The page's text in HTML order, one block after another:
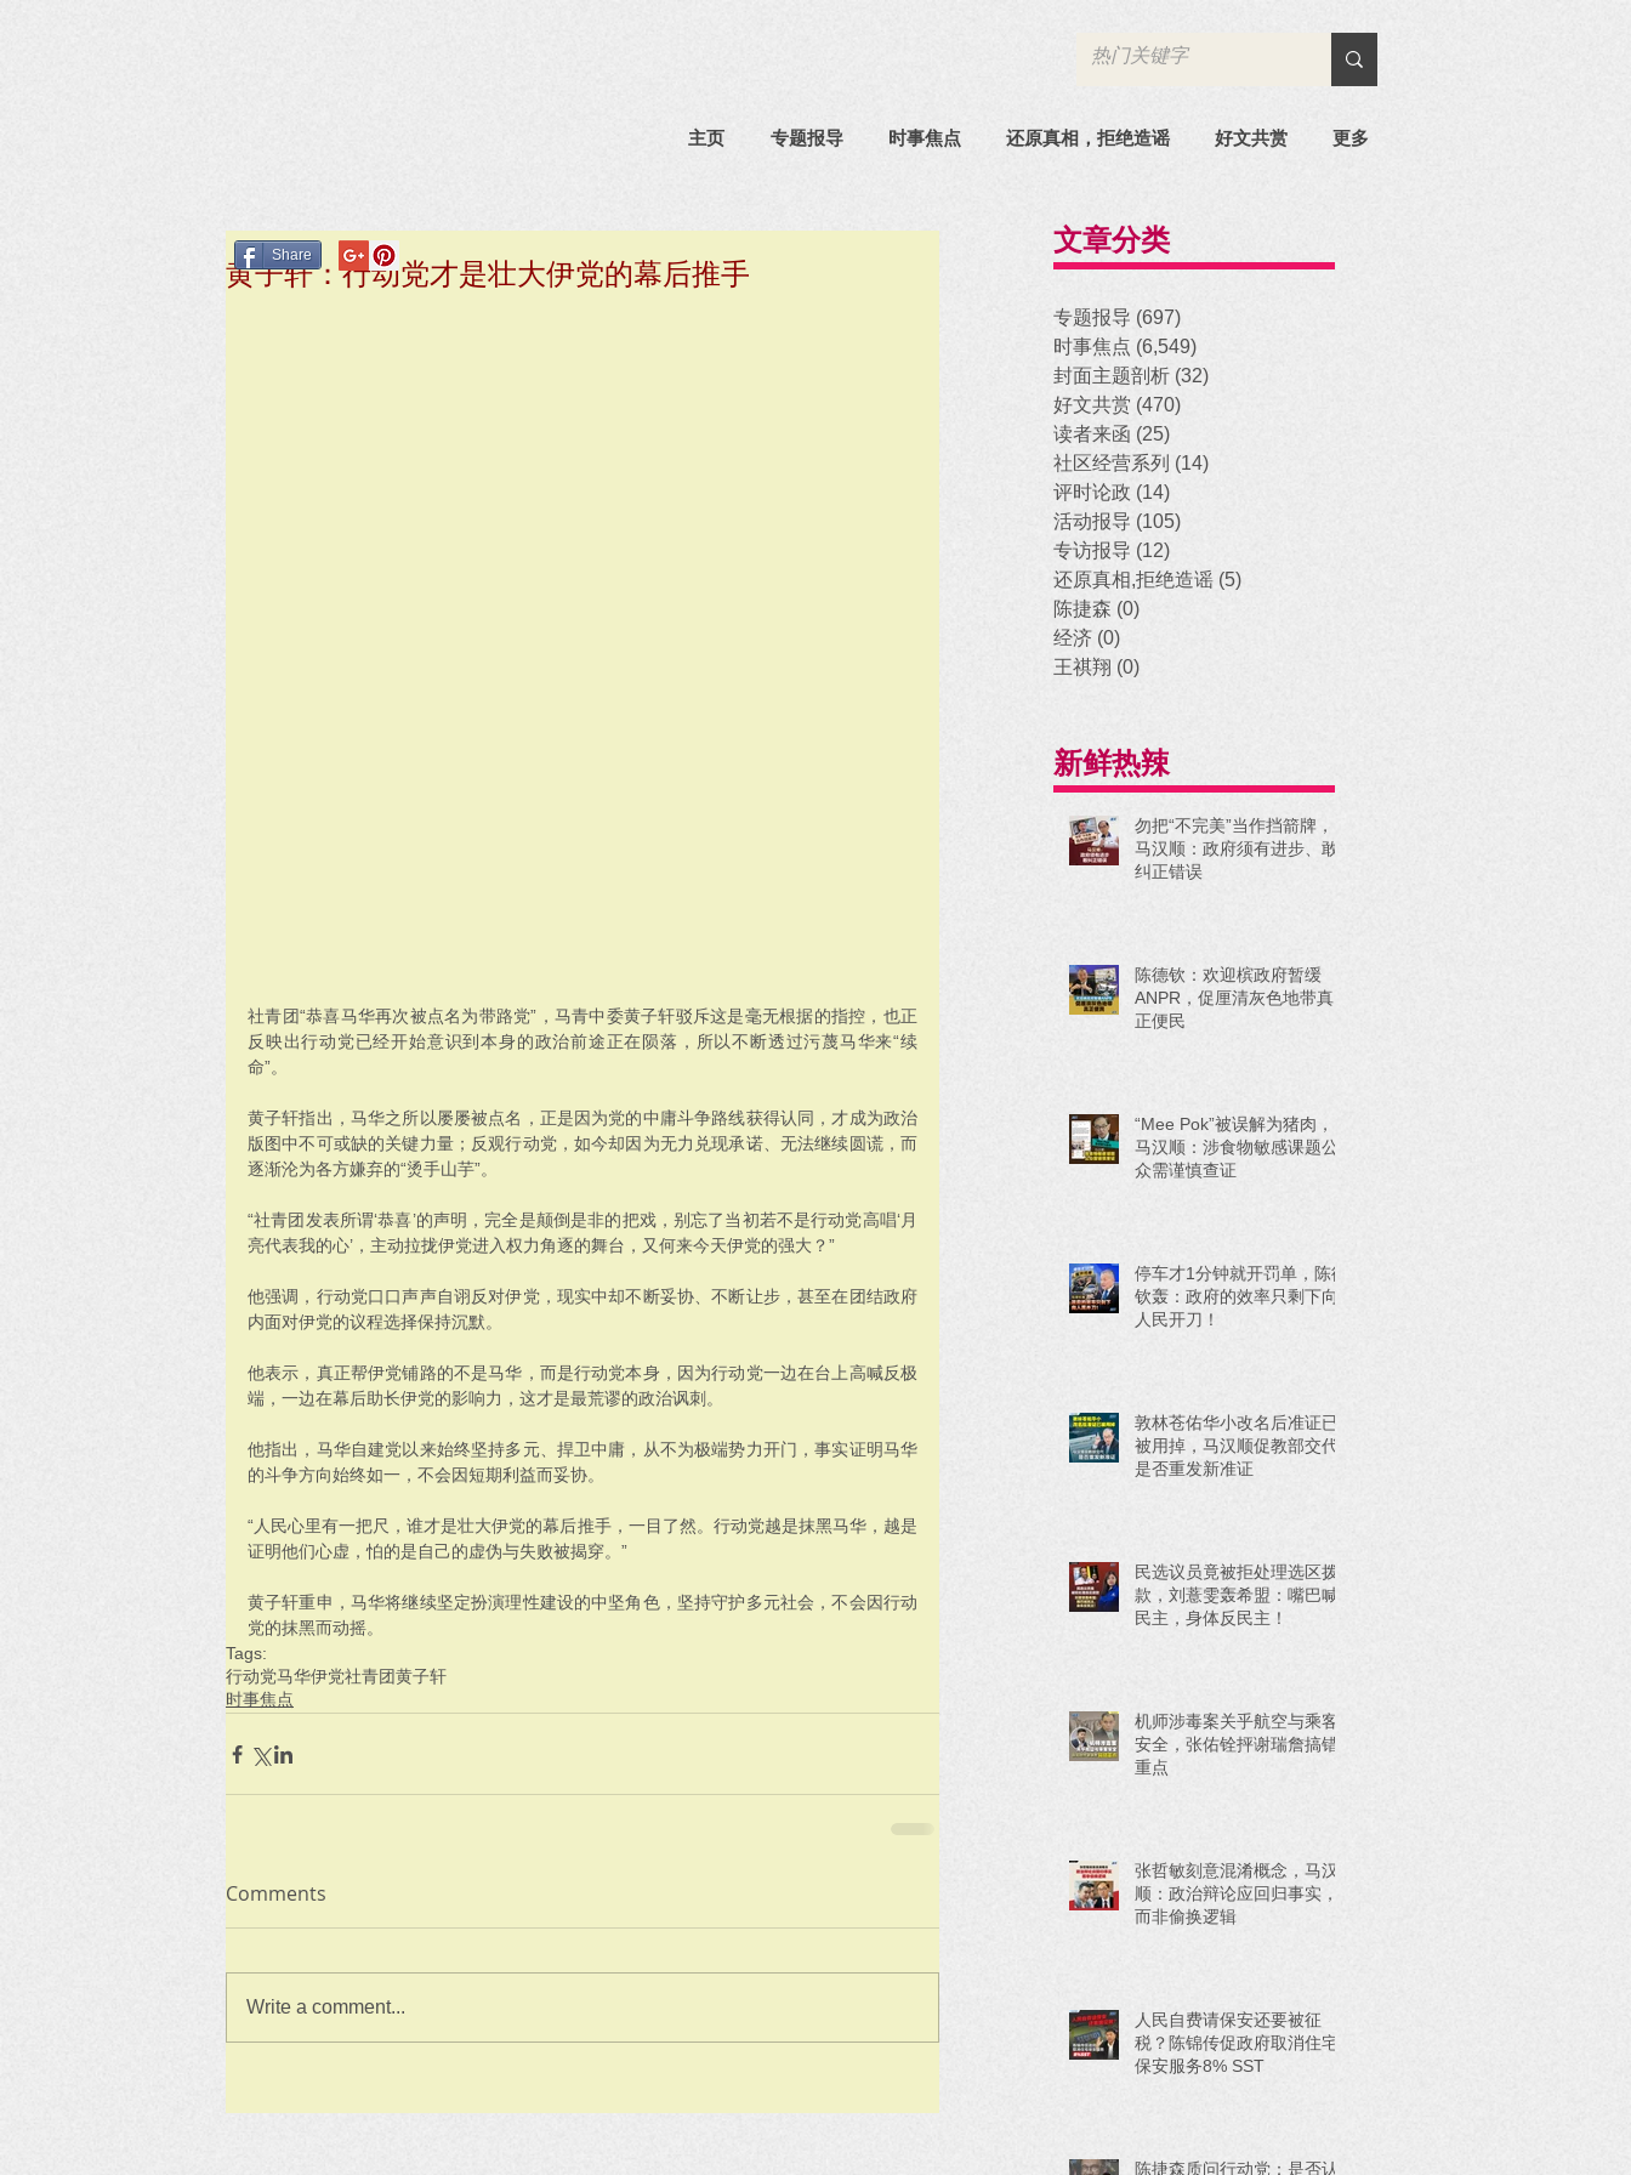
主页 专题报导 时事焦点 还原真相，拒绝造谣 好文共赏 更多
黄子轩：行动党才是壮大伊党的幕后推手
社青团“恭喜马华再次被点名为带路党”，马青中委黄子轩驳斥这是毫无根据的指控，也正
反映出行动党已经开始意识到本身的政治前途正在陨落，所以不断透过污蔑马华来“续
命”。
黄子轩指出，马华之所以屡屡被点名，正是因为党的中庸斗争路线获得认同，才成为政治
版图中不可或缺的关键力量；反观行动党，如今却因为无力兑现承诺、无法继续圆谎，而
逐渐沦为各方嫌弃的“烫手山芋”。
“社青团发表所谓‘恭喜’的声明，完全是颠倒是非的把戏，别忘了当初若不是行动党高唱‘月
亮代表我的心’，主动拉拢伊党进入权力角逐的舞台，又何来今天伊党的强大？”
他强调，行动党口口声声自诩反对伊党，现实中却不断妥协、不断让步，甚至在团结政府
内面对伊党的议程选择保持沉默。
他表示，真正帮伊党铺路的不是马华，而是行动党本身，因为行动党一边在台上高喊反极
端，一边在幕后助长伊党的影响力，这才是最荒谬的政治讽刺。
他指出，马华自建党以来始终坚持多元、捍卫中庸，从不为极端势力开门，事实证明马华
的斗争方向始终如一，不会因短期利益而妥协。
“人民心里有一把尺，谁才是壮大伊党的幕后推手，一目了然。行动党越是抹黑马华，越是
证明他们心虚，怕的是自己的虚伪与失败被揭穿。”
黄子轩重申，马华将继续坚定扮演理性建设的中坚角色，坚持守护多元社会，不会因行动
党的抹黑而动摇。
Tags:
行动党马华伊党社青团黄子轩
时事焦点
Comments
Write a comment...
Share 文章分类
专题报导 (697)
时事焦点 (6,549)
封面主题剖析 (32)
好文共赏 (470)
读者来函 (25)
社区经营系列 (14)
评时论政 (14)
活动报导 (105)
专访报导 (12)
还原真相,拒绝造谣 (5)
陈捷森 (0)
经济 (0)
王祺翔 (0)
新鲜热辣
勿把“不完美”当作挡箭牌，
马汉顺：政府须有进步、敢
纠正错误
陈德钦：欢迎槟政府暂缓
ANPR，促厘清灰色地带真
正便民
“Mee Pok”被误解为猪肉，
马汉顺：涉食物敏感课题公
众需谨慎查证
停车才1分钟就开罚单，陈德
钦轰：政府的效率只剩下向
人民开刀！
敦林苍佑华小改名后准证已
被用掉，马汉顺促教部交代
是否重发新准证
民选议员竟被拒处理选区拨
款，刘薏雯轰希盟：嘴巴喊
民主，身体反民主！
机师涉毒案关乎航空与乘客
安全，张佑铨抨谢瑞詹搞错
重点
张哲敏刻意混淆概念，马汉
顺：政治辩论应回归事实，
而非偷换逻辑
人民自费请保安还要被征
税？陈锦传促政府取消住宅
保安服务8% SST
陈捷森质问行动党：是否认